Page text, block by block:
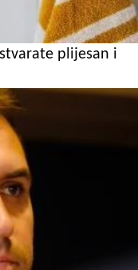
plijesan i